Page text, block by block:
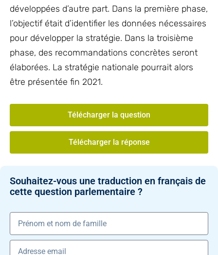
développées d’autre part. Dans la première phase,
l’objectif était d’identifier les données nécessaires
pour développer la stratégie. Dans la troisième
phase, des recommandations concrètes seront
élaborées. La stratégie nationale pourrait alors
être présentée fin 2021.
Télécharger la question
Télécharger la réponse
Souhaitez-vous une traduction en français de
cette question parlementaire ?